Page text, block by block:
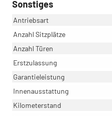
Sonstiges
Antriebsart
Anzahl Sitzplätze
Anzahl Türen
Erstzulassung
Garantieleistung
Innenausstattung
Kilometerstand